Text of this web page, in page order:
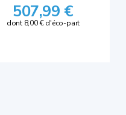
507,99 €
dont 8,00 € d'éco-part